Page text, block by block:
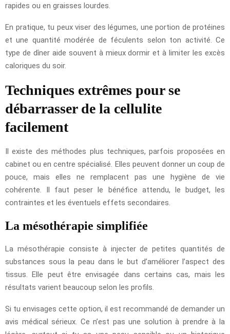
rapides ou en graisses lourdes.
En pratique, tu peux viser des légumes, une portion de protéines
et une quantité modérée de féculents selon ton activité. Ce
type de dîner aide souvent à mieux dormir et à limiter les excès
caloriques du soir.
Techniques extrêmes pour se
débarrasser de la cellulite
facilement
Il existe des méthodes plus techniques, parfois proposées en
cabinet ou en centre spécialisé. Elles peuvent donner un coup de
pouce, mais elles ne remplacent pas une hygiène de vie
cohérente. Il faut peser le bénéfice attendu, le budget, les
contraintes et les éventuels effets secondaires.
La mésothérapie simplifiée
La mésothérapie consiste à injecter de petites quantités de
substances sous la peau dans le but d’améliorer l’aspect des
tissus. Elle peut être envisagée dans certains cas, mais les
résultats varient beaucoup selon les profils.
Si tu envisages cette option, il est recommandé de demander un
avis médical sérieux. Ce n’est pas une solution à prendre à la